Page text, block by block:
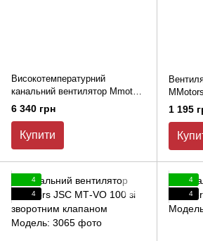
Високотемпературний
канальний вентилятор Mmotors
JSC VОК 135/100 Т зі
зворотним клапаном
6 340 грн
Купити
1 195
4
4
4
4